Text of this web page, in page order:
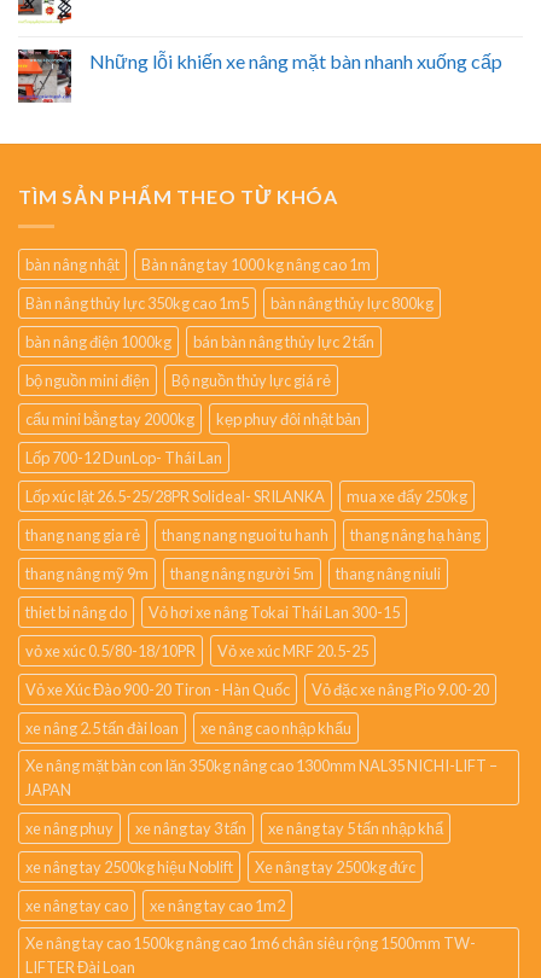
Những lỗi khiến xe nâng mặt bàn nhanh xuống cấp
TÌM SẢN PHẨM THEO TỪ KHÓA
bàn nâng nhật
Bàn nâng tay 1000 kg nâng cao 1m
Bàn nâng thủy lực 350kg cao 1m5
bàn nâng thủy lực 800kg
bàn nâng điện 1000kg
bán bàn nâng thủy lực 2 tấn
bộ nguồn mini điện
Bộ nguồn thủy lực giá rẻ
cẩu mini bằng tay 2000kg
kẹp phuy đôi nhật bản
Lốp 700-12 DunLop- Thái Lan
Lốp xúc lật 26.5-25/28PR Solideal- SRILANKA
mua xe đẩy 250kg
thang nang gia rẻ
thang nang nguoi tu hanh
thang nâng hạ hàng
thang nâng mỹ 9m
thang nâng người 5m
thang nâng niuli
thiet bi nâng do
Vỏ hơi xe nâng Tokai Thái Lan 300-15
vỏ xe xúc 0.5/80-18/10PR
Vỏ xe xúc MRF 20.5-25
Vỏ xe Xúc Đào 900-20 Tiron - Hàn Quốc
Vỏ đặc xe nâng Pio 9.00-20
xe nâng 2.5 tấn đài loan
xe nâng cao nhập khẩu
Xe nâng mặt bàn con lăn 350kg nâng cao 1300mm NAL35 NICHI-LIFT –
JAPAN
xe nâng phuy
xe nâng tay 3 tấn
xe nâng tay 5 tấn nhập khẩ
xe nâng tay 2500kg hiệu Noblift
Xe nâng tay 2500kg đức
xe nâng tay cao
xe nâng tay cao 1m2
Xe nâng tay cao 1500kg nâng cao 1m6 chân siêu rộng 1500mm TW-
LIFTER Đài Loan